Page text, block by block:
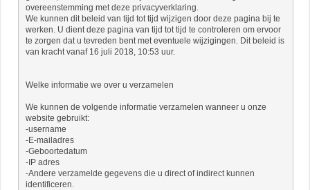
overeenstemming met deze privacyverklaring.
We kunnen dit beleid van tijd tot tijd wijzigen door deze pagina bij te
werken. U dient deze pagina van tijd tot tijd te controleren om ervoor
te zorgen dat u tevreden bent met eventuele wijzigingen. Dit beleid is
van kracht vanaf 16 juli 2018, 10:53 uur.
Welke informatie we over u verzamelen
We kunnen de volgende informatie verzamelen wanneer u onze
website gebruikt:
-username
-E-mailadres
-Geboortedatum
-IP adres
-Andere verzamelde gegevens die u direct of indirect kunnen
identificeren.